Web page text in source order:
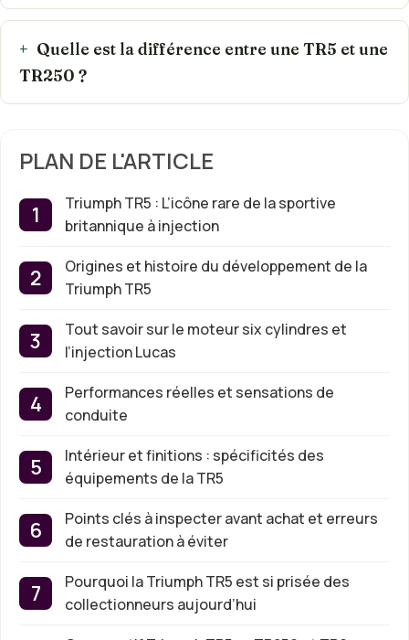
Quelle est la différence entre une TR5 et une
TR250 ?
PLAN DE L'ARTICLE
Triumph TR5 : L’icône rare de la sportive
britannique à injection
Origines et histoire du développement de la
Triumph TR5
Tout savoir sur le moteur six cylindres et
l’injection Lucas
Performances réelles et sensations de
conduite
Intérieur et finitions : spécificités des
équipements de la TR5
Points clés à inspecter avant achat et erreurs
de restauration à éviter
Pourquoi la Triumph TR5 est si prisée des
collectionneurs aujourd’hui